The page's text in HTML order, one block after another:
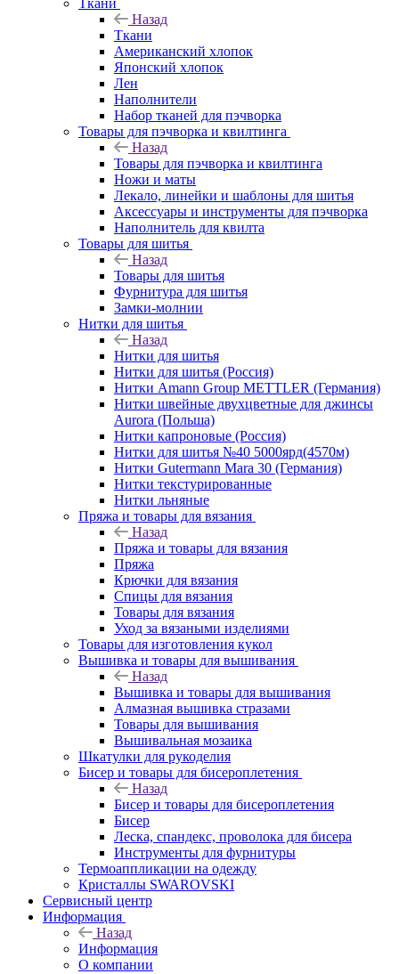
Ткани
Назад
Ткани
Американский хлопок
Японский хлопок
Лен
Наполнители
Набор тканей для пэчворка
Товары для пэчворка и квилтинга
Назад
Товары для пэчворка и квилтинга
Ножи и маты
Лекало, линейки и шаблоны для шитья
Аксессуары и инструменты для пэчворка
Наполнитель для квилта
Товары для шитья
Назад
Товары для шитья
Фурнитура для шитья
Замки-молнии
Нитки для шитья
Назад
Нитки для шитья
Нитки для шитья (Россия)
Нитки Amann Group METTLER (Германия)
Нитки швейные двухцветные для джинсы
Aurora (Польша)
Нитки капроновые (Россия)
Нитки для шитья №40 5000ярд(4570м)
Нитки Gutermann Mara 30 (Германия)
Нитки текстурированные
Нитки льняные
Пряжа и товары для вязания
Назад
Пряжа и товары для вязания
Пряжа
Крючки для вязания
Спицы для вязания
Товары для вязания
Уход за вязаными изделиями
Товары для изготовления кукол
Вышивка и товары для вышивания
Назад
Вышивка и товары для вышивания
Алмазная вышивка стразами
Товары для вышивания
Вышивальная мозаика
Шкатулки для рукоделия
Бисер и товары для бисероплетения
Назад
Бисер и товары для бисероплетения
Бисер
Леска, спандекс, проволока для бисера
Инструменты для фурнитуры
Термоаппликации на одежду
Кристаллы SWAROVSKI
Сервисный центр
Информация
Назад
Информация
О компании